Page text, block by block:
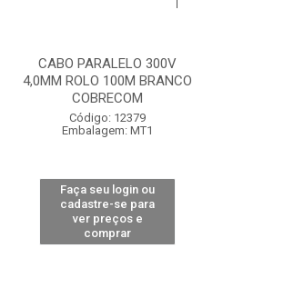
CABO PARALELO 300V
4,0MM ROLO 100M BRANCO
COBRECOM
Código: 12379
Embalagem: MT1
Faça seu login ou
cadastre-se para
ver preços e
comprar